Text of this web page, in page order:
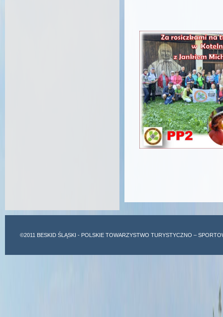
©2011 BESKID ŚLĄSKI - POLSKIE TOWARZYSTWO TURYSTYCZNO –